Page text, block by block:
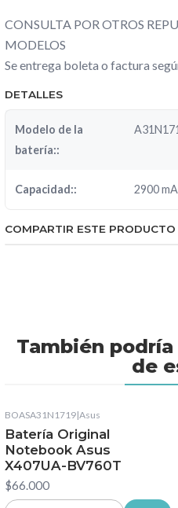
CONSULTA POR OTROS
MODELOS
Se entrega boleta o factura
DETALLES
Modelo de la
batería::
Capacidad:: 2900
COMPARTIR ESTE PRODUCTO
También
de
BOASA31N1719|Asus
Batería Original
Notebook Asus
X407UA-BV760T
$66.000